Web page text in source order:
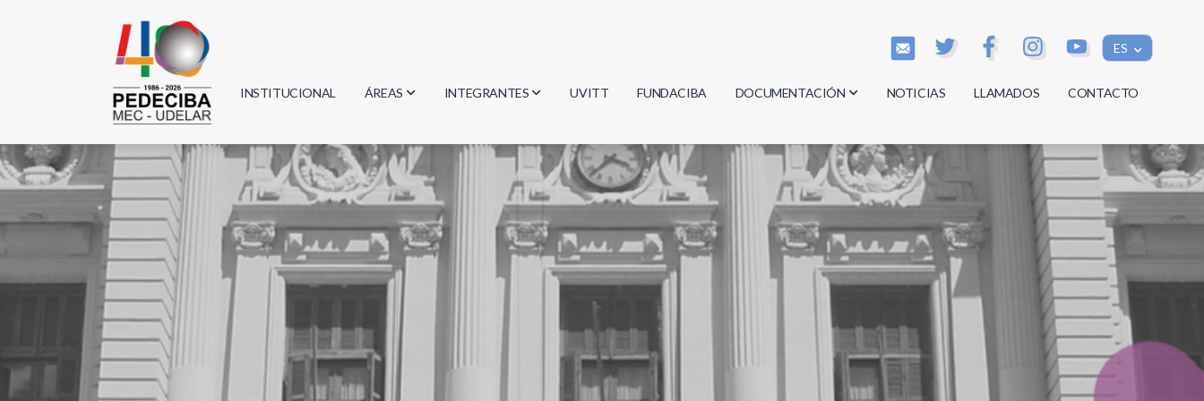
ES
INSTITUCIONAL ÁREAS
Biología
Física
Informática
Matemática
INTEGRANTES
Investigadores
Estudiantes
Egresados
UVITT FUNDACIBA DOCUMENTACIÓN
Actas
Reglamentos
Documentos
NOTICIAS LLAMADOS CONTACTO